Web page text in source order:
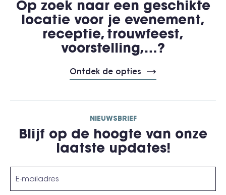
Op zoek naar een geschikte
locatie voor je evenement,
receptie, trouwfeest,
voorstelling,…?
Ontdek de opties
NIEUWSBRIEF
Blijf op de hoogte van onze
laatste updates!